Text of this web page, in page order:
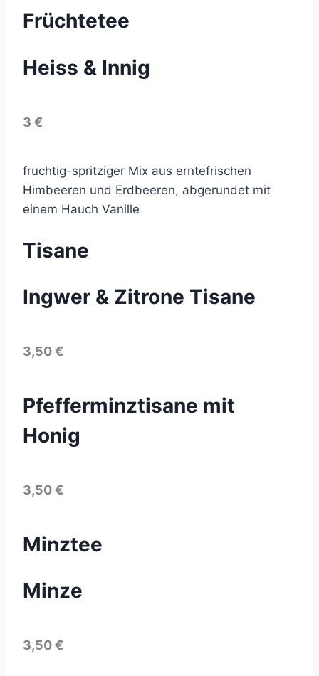
Früchtetee
Heiss & Innig
3 €
fruchtig-spritziger Mix aus erntefrischen
Himbeeren und Erdbeeren, abgerundet mit
einem Hauch Vanille
Tisane
Ingwer & Zitrone Tisane
3,50 €
Pfefferminztisane mit
Honig
3,50 €
Minztee
Minze
3,50 €